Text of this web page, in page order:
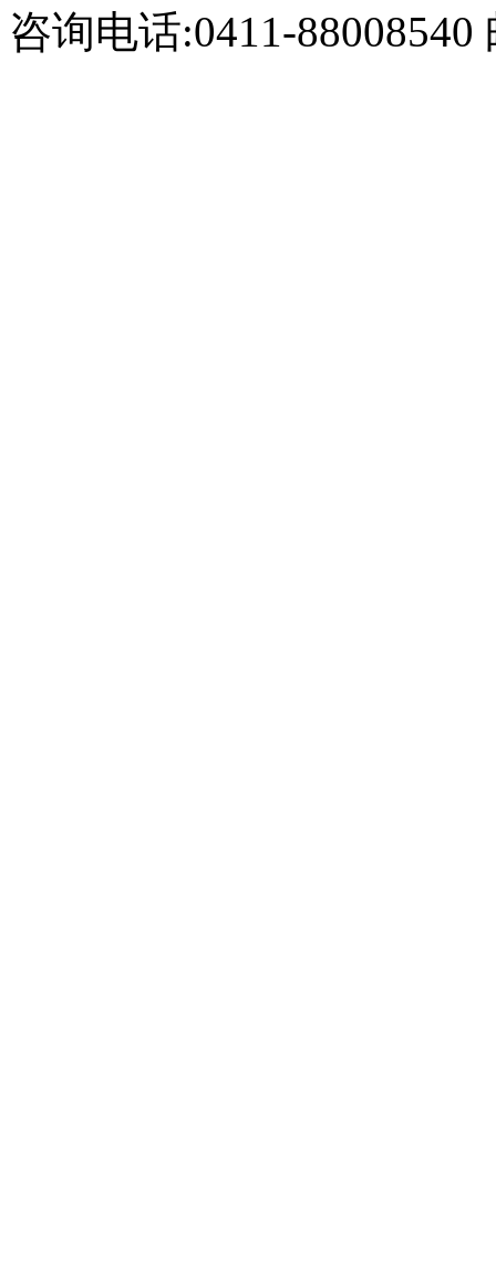
咨询电话:0411-88008540